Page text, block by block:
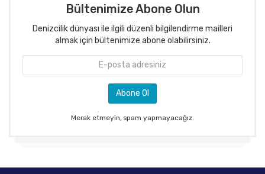
Bültenimize Abone Olun
Denizcilik dünyası ile ilgili düzenli bilgilendirme mailleri
almak için bültenimize abone olabilirsiniz.
Merak etmeyin, spam yapmayacağız.